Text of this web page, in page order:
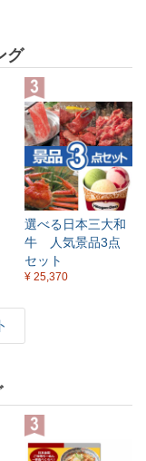
グ
選べる日本三大和
牛 人気景品3点
セット
¥ 25,370